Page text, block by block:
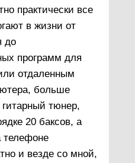
практически все
в жизни от
до
программ для
отдаленным
больше
тюнер,
20 баксов, а
телефоне
и везде со мной,